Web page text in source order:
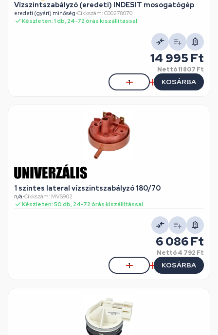
Vízszintszabályzó (eredeti) INDESIT mosogatógép
eredeti (gyári) minőség•Cikkszám: C00278070
Készleten: 1 db, 24-72 órás kiszállítással
14 995 Ft
Nettó11 807 Ft
KOSÁRBA
1 szintes lateral vízszintszabályzó 180/70
n/a•Cikkszám: MVS902
Készleten: 50 db, 24-72 órás kiszállítással
6 086 Ft
Nettó4 792 Ft
KOSÁRBA